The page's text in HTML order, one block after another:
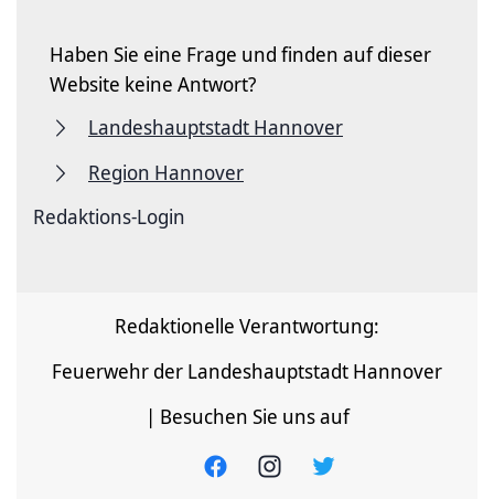
Haben Sie eine Frage und finden auf dieser
Website keine Antwort?
Landeshauptstadt Hannover
Region Hannover
Redaktions-Login
Redaktionelle Verantwortung:
Feuerwehr der Landeshauptstadt Hannover
| Besuchen Sie uns auf